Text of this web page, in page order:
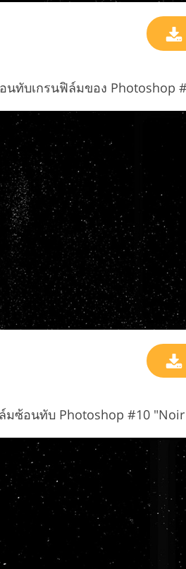
นทับเกรนฟิล์มของ Photoshop
มซ้อนทับ Photoshop #10